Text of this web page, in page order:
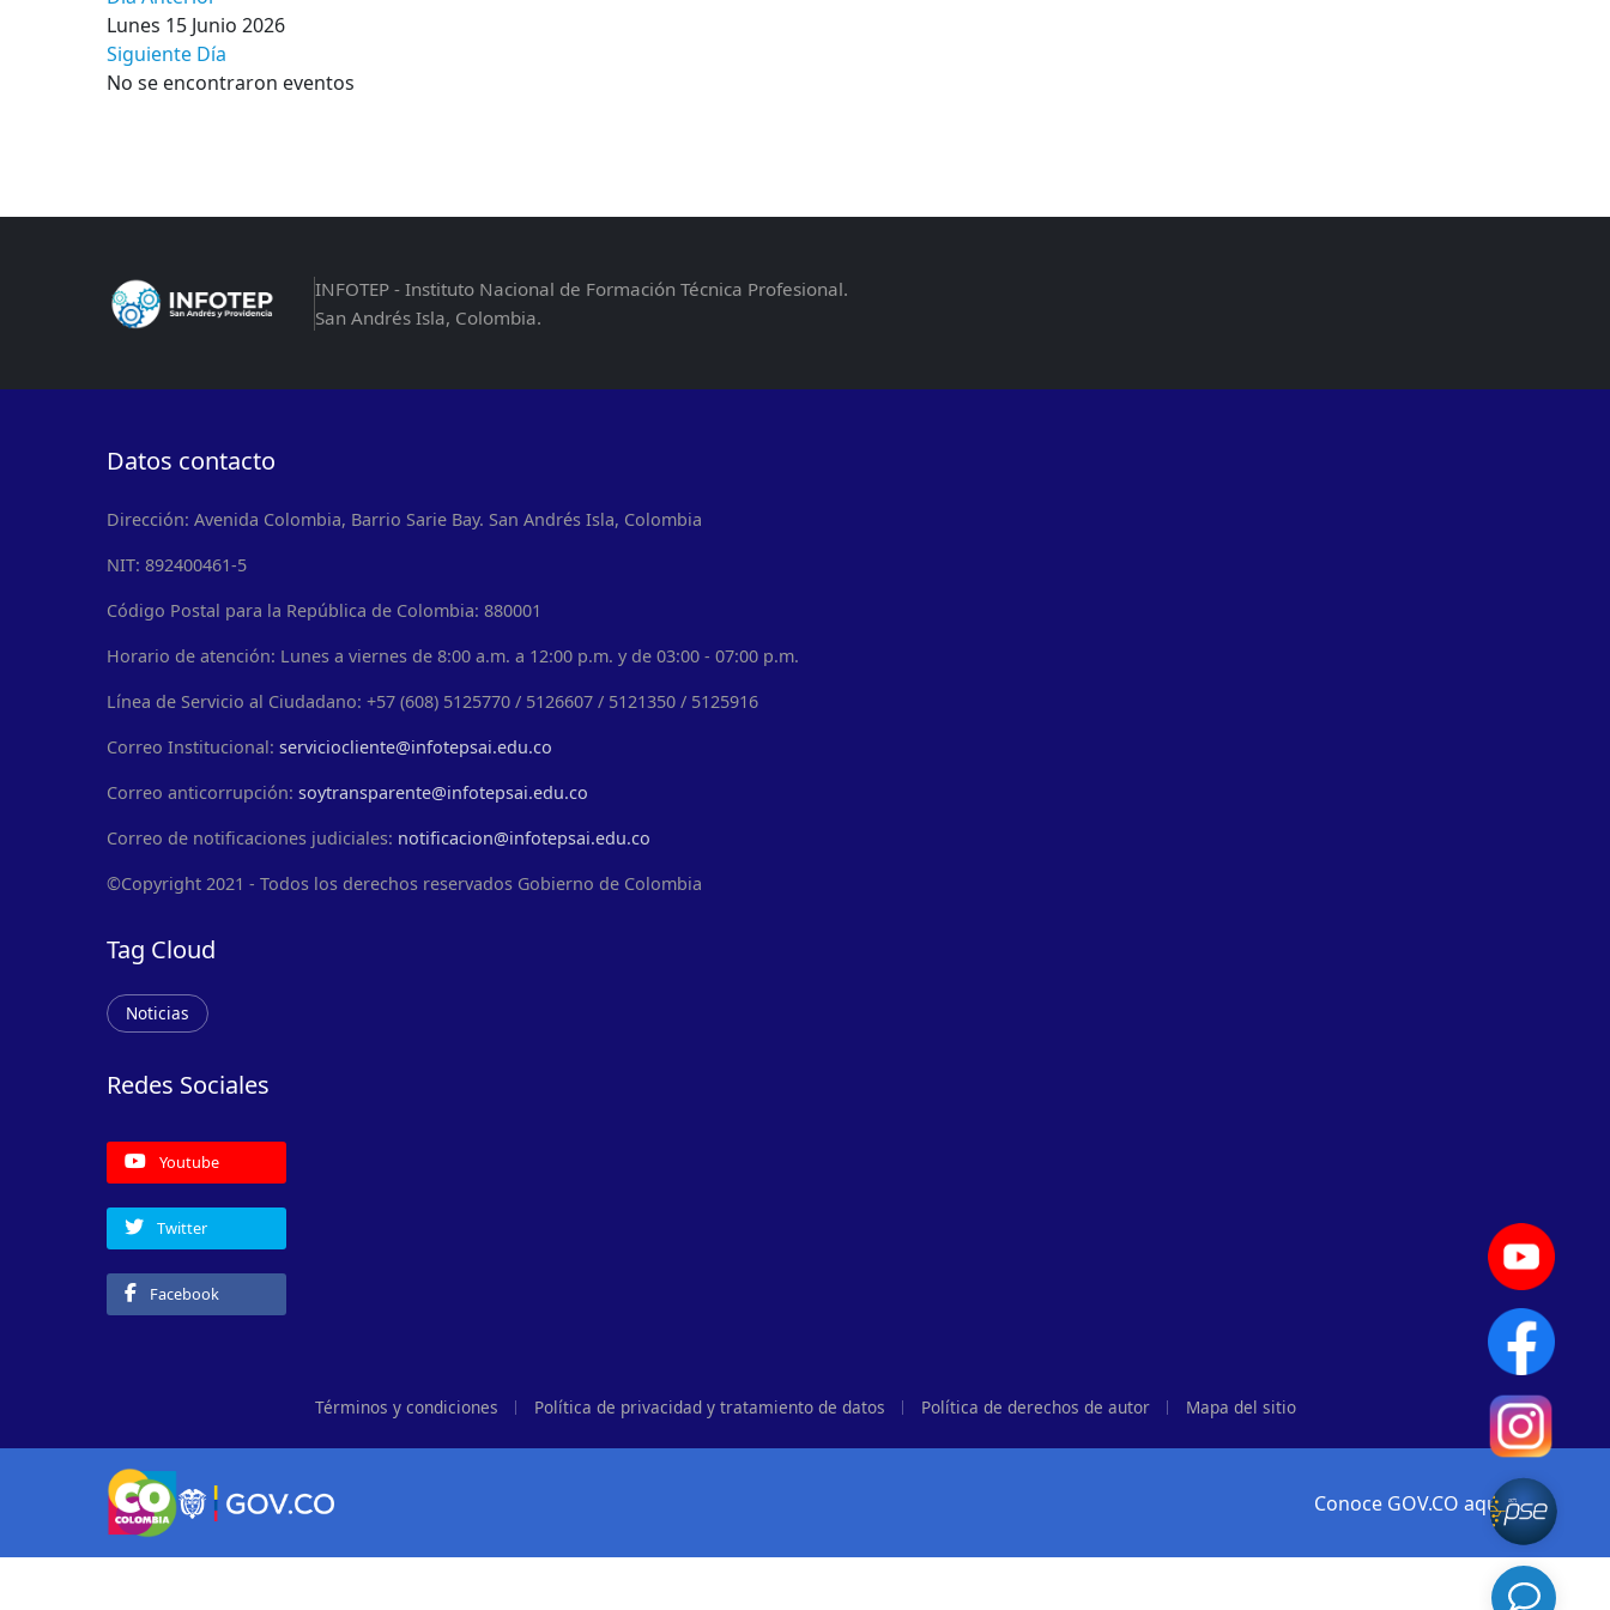
Lunes 15 Junio 2026
Siguiente Día
No se encontraron eventos
INFOTEP - Instituto Nacional de Formación Técnica Profesional.
San Andrés Isla, Colombia.
Datos contacto
Dirección: Avenida Colombia, Barrio Sarie Bay. San Andrés Isla, Colombia
NIT: 892400461-5
Código Postal para la República de Colombia: 880001
Horario de atención: Lunes a viernes de 8:00 a.m. a 12:00 p.m. y de 03:00 - 07:00 p.m.
Línea de Servicio al Ciudadano: +57 (608) 5125770 / 5126607 / 5121350 / 5125916
Correo Institucional: serviciocliente@infotepsai.edu.co
Correo anticorrupción: soytransparente@infotepsai.edu.co
Correo de notificaciones judiciales: notificacion@infotepsai.edu.co
©Copyright 2021 - Todos los derechos reservados Gobierno de Colombia
Tag Cloud
Noticias
Redes Sociales
Youtube
Twitter
Facebook
Términos y condiciones Política de privacidad y tratamiento de datos Política de derechos de autor Mapa del sitio
Logo marca Colombia
Conoce GOV.CO aquí